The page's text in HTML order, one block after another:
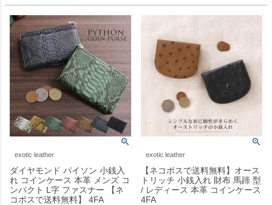
exotic leather
ダイヤモンド パイソン 小銭入
れ コインケース 本革 メンズ コ
ンパクト L字 ファスナー 【ネ
コポスで送料無料】 4FA
exotic leather
【ネコポスで送料無料】オース
トリッチ 小銭入れ 財布 馬蹄 型
/ レディース 本革 コインケース
4FA